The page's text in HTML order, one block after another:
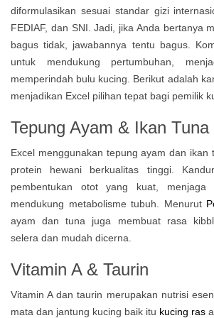
diformulasikan sesuai standar gizi
FEDIAF, dan SNI. Jadi, jika Anda bertanya
bagus tidak, jawabannya tentu bagus.
untuk mendukung pertumbuhan,
memperindah bulu kucing. Berikut adalah
menjadikan Excel pilihan tepat bagi pemilik
Tepung Ayam & Ikan Tuna
Excel menggunakan tepung ayam dan ikan
protein hewani berkualitas tinggi.
pembentukan otot yang kuat, menjaga
mendukung metabolisme tubuh. Menurut
ayam dan tuna juga membuat rasa
selera dan mudah dicerna.
Vitamin A & Taurin
Vitamin A dan taurin merupakan nutrisi
mata dan jantung kucing baik itu kucing ras